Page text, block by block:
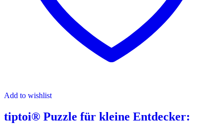
Add to wishlist
tiptoi® Puzzle für kleine Entdecker: